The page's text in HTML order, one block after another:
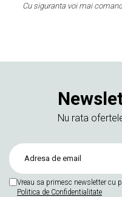
Cu siguranta voi mai
Nu rata
Vreau sa primesc newsletter cu
Politica de Confidentialitate